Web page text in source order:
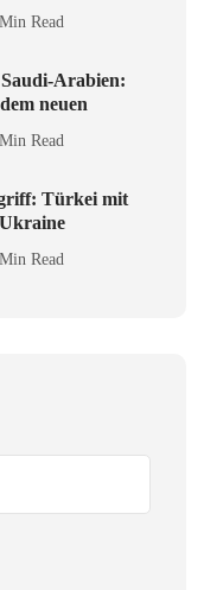
Read
Arabien:
neuen
Read
Türkei mit
Read